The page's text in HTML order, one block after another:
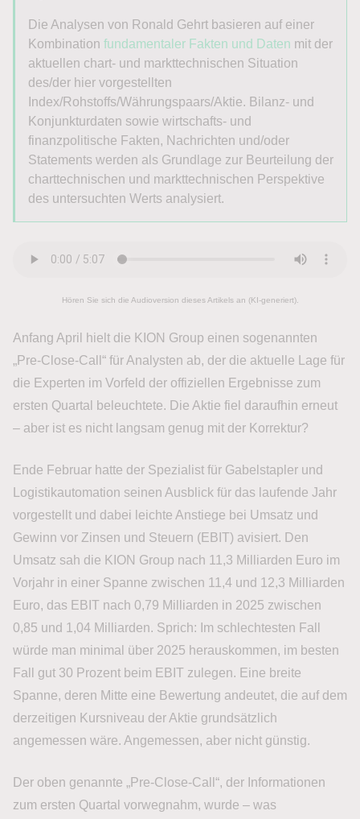
Die Analysen von Ronald Gehrt basieren auf einer
Kombination fundamentaler Fakten und Daten mit der
aktuellen chart- und markttechnischen Situation
des/der hier vorgestellten
Index/Rohstoffs/Währungspaars/Aktie. Bilanz- und
Konjunkturdaten sowie wirtschafts- und
finanzpolitische Fakten, Nachrichten und/oder
Statements werden als Grundlage zur Beurteilung der
charttechnischen und markttechnischen Perspektive
des untersuchten Werts analysiert.
Hören Sie sich die Audioversion dieses Artikels an (KI-generiert).
Anfang April hielt die KION Group einen sogenannten
„Pre-Close-Call“ für Analysten ab, der die aktuelle Lage für
die Experten im Vorfeld der offiziellen Ergebnisse zum
ersten Quartal beleuchtete. Die Aktie fiel daraufhin erneut
– aber ist es nicht langsam genug mit der Korrektur?
Ende Februar hatte der Spezialist für Gabelstapler und
Logistikautomation seinen Ausblick für das laufende Jahr
vorgestellt und dabei leichte Anstiege bei Umsatz und
Gewinn vor Zinsen und Steuern (EBIT) avisiert. Den
Umsatz sah die KION Group nach 11,3 Milliarden Euro im
Vorjahr in einer Spanne zwischen 11,4 und 12,3 Milliarden
Euro, das EBIT nach 0,79 Milliarden in 2025 zwischen
0,85 und 1,04 Milliarden. Sprich: Im schlechtesten Fall
würde man minimal über 2025 herauskommen, im besten
Fall gut 30 Prozent beim EBIT zulegen. Eine breite
Spanne, deren Mitte eine Bewertung andeutet, die auf dem
derzeitigen Kursniveau der Aktie grundsätzlich
angemessen wäre. Angemessen, aber nicht günstig.
Der oben genannte „Pre-Close-Call“, der Informationen
zum ersten Quartal vorwegnahm, wurde – was